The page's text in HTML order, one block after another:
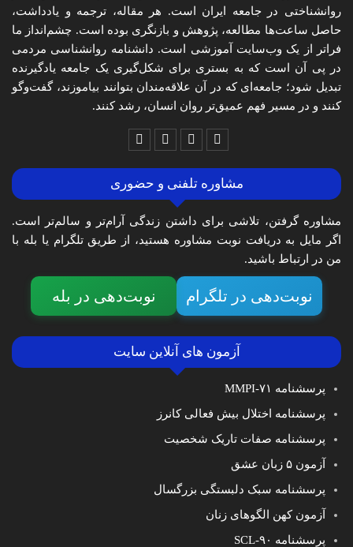
روانشناختی در جامعه ایران است. هر مقاله، ترجمه و یادداشت،
حاصل ساعت‌ها مطالعه، پژوهش و بازنگری بوده است. چشم‌انداز ما
فراتر از یک وب‌سایت آموزشی است. دانشنامه روانشناسی مردمی
در پی آن است که به بستری برای شکل‌گیری یک جامعه یادگیرنده
تبدیل شود؛ جامعه‌ای که در آن علاقه‌مندان بتوانند بیاموزند، گفت‌وگو
کنند و در مسیر فهم عمیق‌تر روان انسان، رشد کنند.
مشاوره تلفنی و حضوری
مشاوره گرفتن، تلاشی برای داشتن زندگی آرام‌تر و سالم‌تر است.
اگر مایل به دریافت نوبت مشاوره هستید، از طریق تلگرام یا بله با
من در ارتباط باشید.
نوبت‌دهی در تلگرام نوبت‌دهی در بله
آزمون های آنلاین سایت
پرسشنامه MMPI-۷۱
پرسشنامه اختلال بیش فعالی کانرز
پرسشنامه صفات تاریک شخصیت
آزمون ۵ زبان عشق
پرسشنامه سبک دلبستگی بزرگسال
آزمون کهن الگوهای زنان
پرسشنامه SCL-۹۰